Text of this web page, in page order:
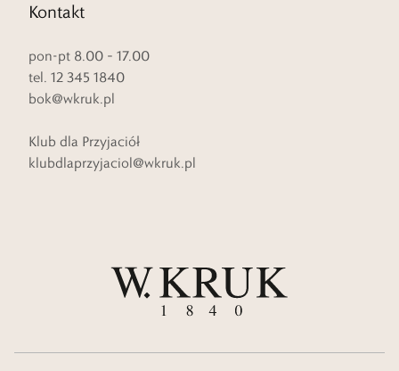
Kontakt
pon-pt 8.00 – 17.00
tel. 12 345 1840
bok@wkruk.pl
Klub dla Przyjaciół
klubdlaprzyjaciol@wkruk.pl